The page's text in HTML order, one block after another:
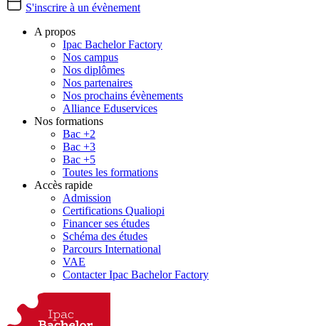
S'inscrire à un évènement
A propos
Ipac Bachelor Factory
Nos campus
Nos diplômes
Nos partenaires
Nos prochains évènements
Alliance Eduservices
Nos formations
Bac +2
Bac +3
Bac +5
Toutes les formations
Accès rapide
Admission
Certifications Qualiopi
Financer ses études
Schéma des études
Parcours International
VAE
Contacter Ipac Bachelor Factory